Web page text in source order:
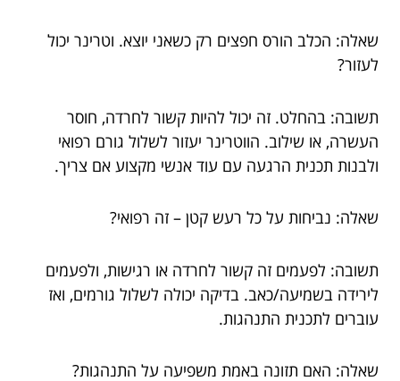
שאלה: הכלב הורס חפצים רק כשאני יוצא. וטרינר יכול
לעזור?
תשובה: בהחלט. זה יכול להיות קשור לחרדה, חוסר
העשרה, או שילוב. הווטרינר יעזור לשלול גורם רפואי
ולבנות תכנית הרגעה עם עוד אנשי מקצוע אם צריך.
שאלה: נביחות על כל רעש קטן – זה רפואי?
תשובה: לפעמים זה קשור לחרדה או רגישות, ולפעמים
לירידה בשמיעה/כאב. בדיקה יכולה לשלול גורמים, ואז
עוברים לתכנית התנהגות.
שאלה: האם תזונה באמת משפיעה על התנהגות?